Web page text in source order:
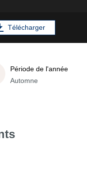
Télécharger
Période de l'année
Automne